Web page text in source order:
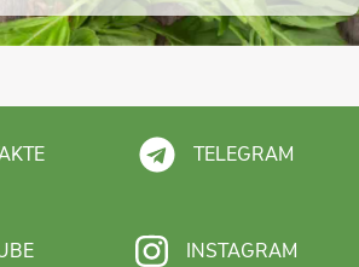
TELEGRAM
INSTAGRAM